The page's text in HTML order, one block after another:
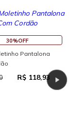
30%OFF
Pantalona
R$ 118,93